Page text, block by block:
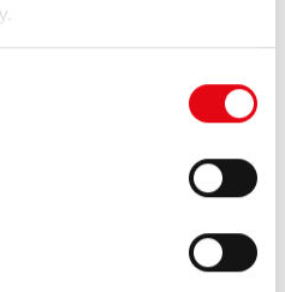
ml